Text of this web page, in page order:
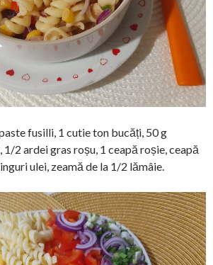
fusilli, 1 cutie ton bucăți, 50 g
2 ardei gras roșu, 1 ceapă roșie, ceapă
ulei, zeamă de la 1/2 lămâie.